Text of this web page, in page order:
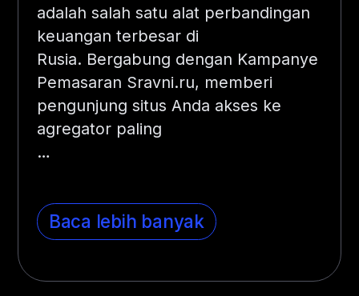
adalah salah satu alat perbandingan
keuangan terbesar di
Rusia. Bergabung dengan Kampanye
Pemasaran Sravni.ru, memberi
pengunjung situs Anda akses ke
agregator paling
…
Baca lebih banyak